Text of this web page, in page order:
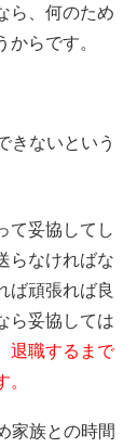
ら、何のため
らです。
きないという
て妥協してし
らなければな
ば頑張れば良
ら妥協しては
退職するまで
家族との時間